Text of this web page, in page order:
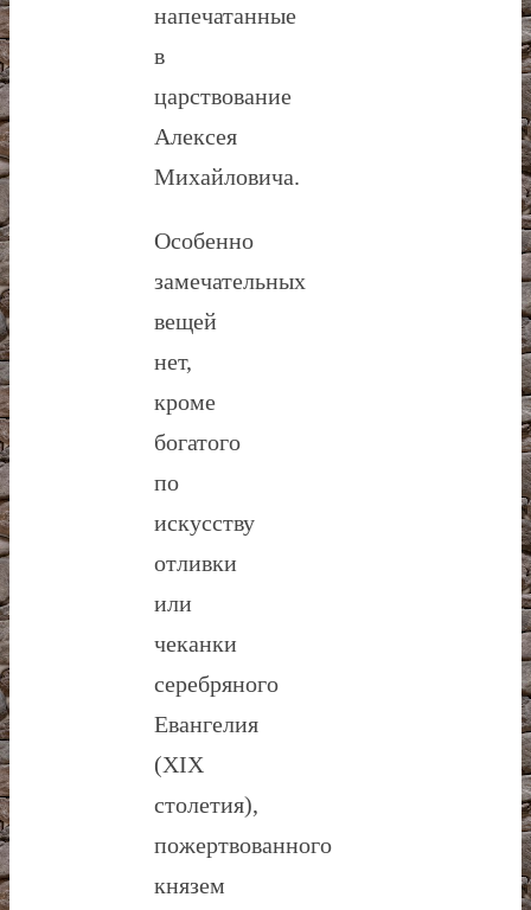
напечатанные
в
царствование
Алексея
Михайловича.
Особенно
замечательных
вещей
нет,
кроме
богатого
по
искусству
отливки
или
чеканки
серебряного
Евангелия
(XIX
столетия),
пожертвованного
князем